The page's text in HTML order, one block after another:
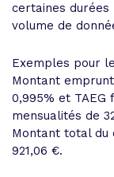
certaines durées
volume de
Exemples pour
Montant
0,995% et TAEG
mensualités de
Montant total du
921,06 €.